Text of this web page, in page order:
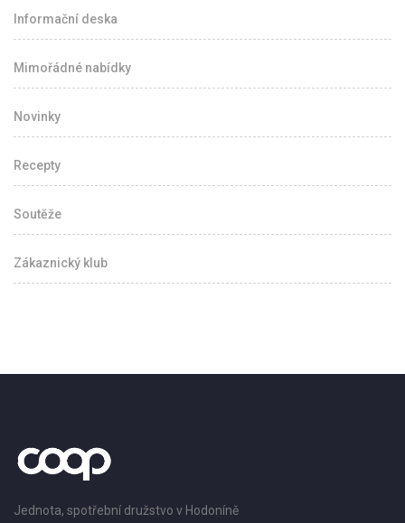
Informační deska
Mimořádné nabídky
Novinky
Recepty
Soutěže
Zákaznický klub
Jednota, spotřební družstvo v Hodoníně